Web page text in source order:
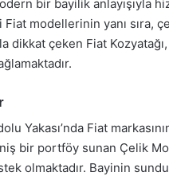
bir bayilik anlayışıyla
modellerinin yanı sıra,
dikkat çeken Fiat
Yakası’nda Fiat
bir portföy sunan Çelik
olmaktadır. Bayinin